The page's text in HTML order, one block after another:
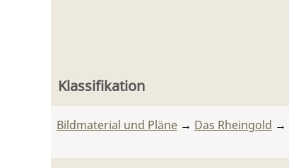
Klassifikation
Bildmaterial und Pläne → Das Rheingold →